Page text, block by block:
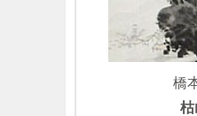
橋
枯